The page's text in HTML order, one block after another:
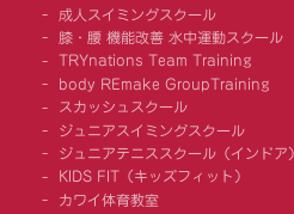
成人スイミングスクール
膝・腰 機能改善 水中運動スクール
TRYnations Team Training
body REmake GroupTraining
スカッシュスクール
ジュニアスイミングスクール
ジュニアテニススクール（インドア）
KIDS FIT（キッズフィット）
カワイ体育教室